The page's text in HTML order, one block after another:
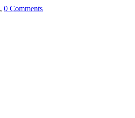
, 0 Comments